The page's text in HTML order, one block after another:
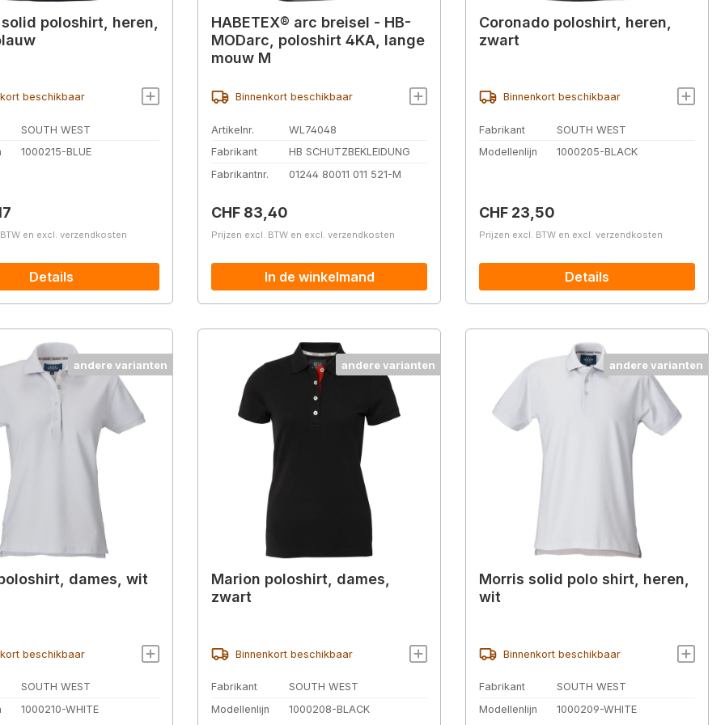
poloshirt, heren,
beschikbaar
SOUTH WEST
1000215-BLUE
en excl. verzendkosten
Details
HABETEX® arc breisel - HB-
MODarc, poloshirt 4KA, lange
mouw M
Binnenkort beschikbaar
Artikelnr.
WL74048
Fabrikant
HB SCHUTZBEKLEIDUNG
Fabrikantnr.
01244 80011 011 521-M
Normale prijs:
CHF 83,40
Prijzen excl. BTW en excl. verzendkosten
In de winkelmand
Coronado poloshirt, heren,
zwart
Binnenkort beschikbaar
Fabrikant
SOUTH WEST
Modellenlijn
1000205-BLACK
Normale prijs:
CHF 23,50
Prijzen excl. BTW en excl. verzendkosten
Details
andere varianten
dames, wit
beschikbaar
SOUTH WEST
1000210-WHITE
andere varianten
Marion poloshirt, dames,
zwart
Binnenkort beschikbaar
Fabrikant
SOUTH WEST
Modellenlijn
1000208-BLACK
andere varianten
Morris solid polo shirt, heren,
wit
Binnenkort beschikbaar
Fabrikant
SOUTH WEST
Modellenlijn
1000209-WHITE